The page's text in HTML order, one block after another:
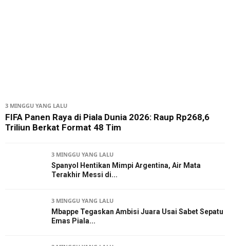
3 MINGGU YANG LALU
FIFA Panen Raya di Piala Dunia 2026: Raup Rp268,6
Triliun Berkat Format 48 Tim
3 MINGGU YANG LALU
Spanyol Hentikan Mimpi Argentina, Air Mata
Terakhir Messi di...
3 MINGGU YANG LALU
Mbappe Tegaskan Ambisi Juara Usai Sabet Sepatu
Emas Piala...